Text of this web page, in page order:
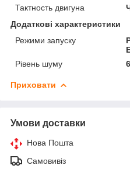
Тактность двигуна
Додаткові характеристики
Режими запуску
Рівень шуму
Приховати
Умови доставки
Нова Пошта
Самовивіз